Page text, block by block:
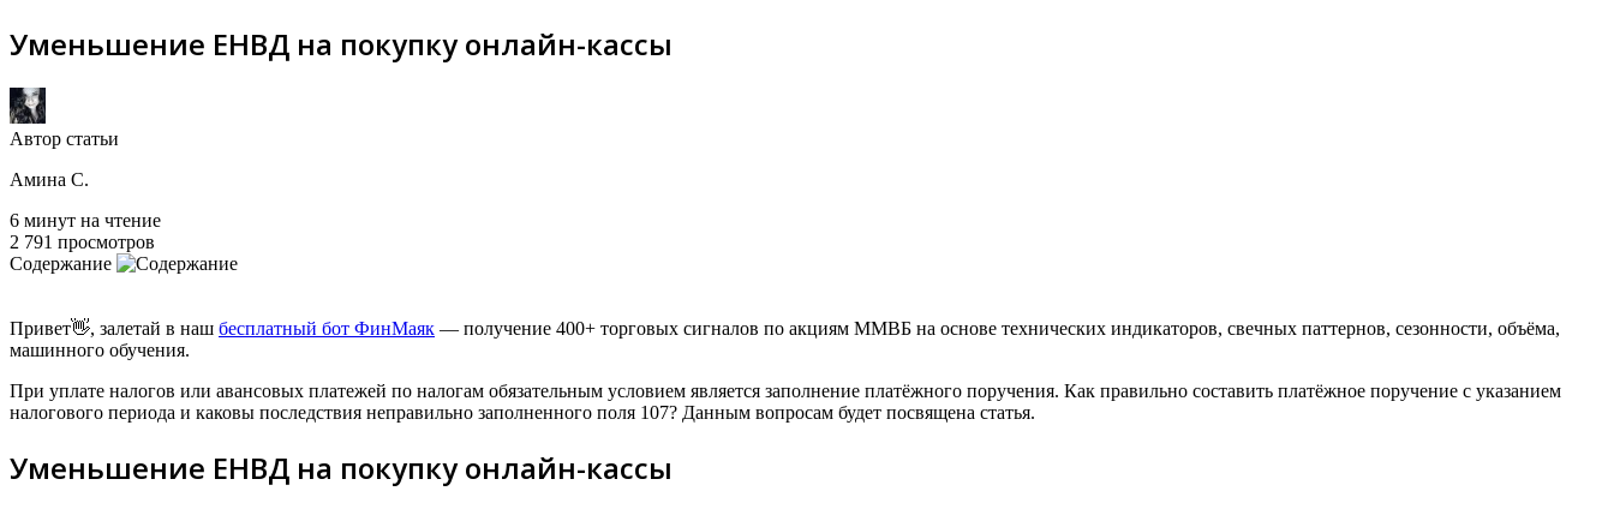
Уменьшение ЕНВД на покупку онлайн-кассы
Автор статьи
Амина С.
6 минут на чтение
2 791 просмотров
Содержание
Привет👋, залетай в наш бесплатный бот ФинМаяк — получение 400+ торговых сигналов по акциям ММВБ на основе технических индикаторов, свечных паттернов, сезонности, объёма,
машинного обучения.
При уплате налогов или авансовых платежей по налогам обязательным условием является заполнение платёжного поручения. Как правильно составить платёжное поручение с указанием
налогового периода и каковы последствия неправильно заполненного поля 107? Данным вопросам будет посвящена статья.
Уменьшение ЕНВД на покупку онлайн-кассы